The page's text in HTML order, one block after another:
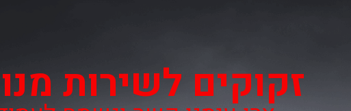
זקוקים לשירות